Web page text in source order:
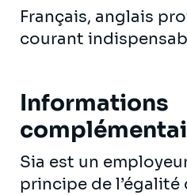
Français, anglais
courant
Informations
Sia est un
principe de l’égalité